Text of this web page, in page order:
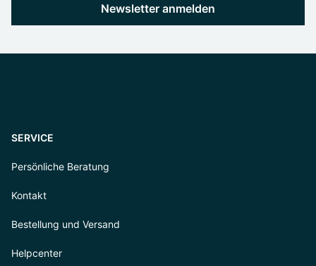
Newsletter anmelden
SERVICE
Persönliche Beratung
Kontakt
Bestellung und Versand
Helpcenter